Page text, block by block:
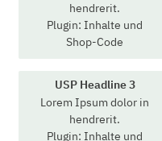
hendrerit.
Plugin: Inhalte und
Shop-Code
USP Headline 3
Lorem Ipsum dolor in
hendrerit.
Plugin: Inhalte und